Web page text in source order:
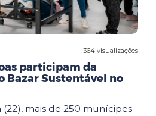
364 visualizações
participam da
Bazar Sustentável no
mais de 250 munícipes